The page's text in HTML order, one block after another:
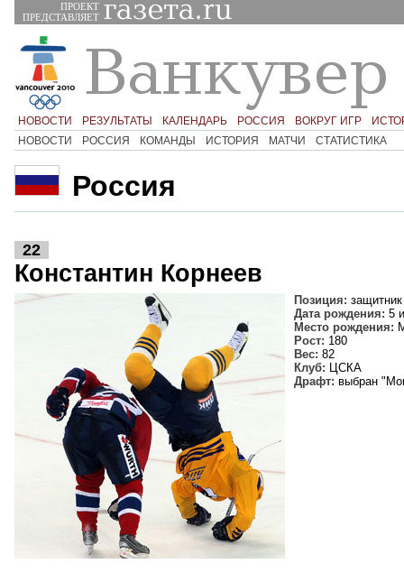
ПРОЕКТ
ПРЕДСТАВЛЯЕТ
НОВОСТИ РЕЗУЛЬТАТЫ КАЛЕНДАРЬ РОССИЯ ВОКРУГ ИГР
НОВОСТИ
РОССИЯ КОМАНДЫ ИСТОРИЯ МАТЧИ СТАТИСТИКА
Россия
22
Константин Корнеев
Позиция: защитник
Дата рождения: 5
Место рождения:
Рост: 180
Вес: 82
Клуб: ЦСКА
Драфт: выбран